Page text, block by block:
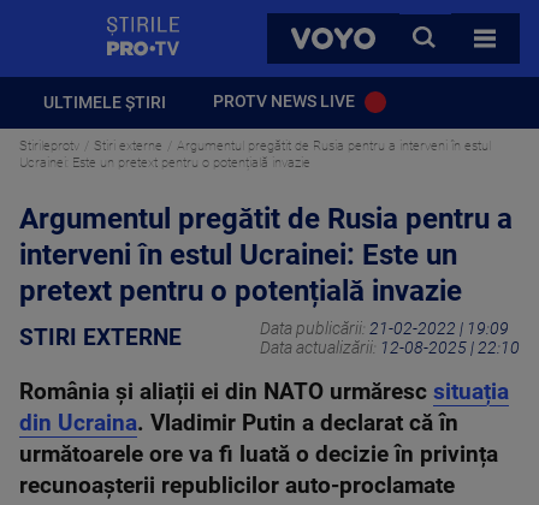
VOYO
CAUTA
TOATE
ULTIMELE ȘTIRI PROTV NEWS LIVE
Stirileprotv Stiri externe
Argumentul pregătit de Rusia pentru a interveni în estul
Ucrainei: Este un pretext pentru o potențială invazie
Argumentul pregătit de Rusia pentru a
interveni în estul Ucrainei: Este un
pretext pentru o potențială invazie
STIRI EXTERNE Data publicării: 21-02-2022 | 19:09
Data actualizării: 12-08-2025 | 22:10
România și aliații ei din NATO urmăresc situația
din Ucraina. Vladimir Putin a declarat că în
următoarele ore va fi luată o decizie în privința
recunoașterii republicilor auto-proclamate